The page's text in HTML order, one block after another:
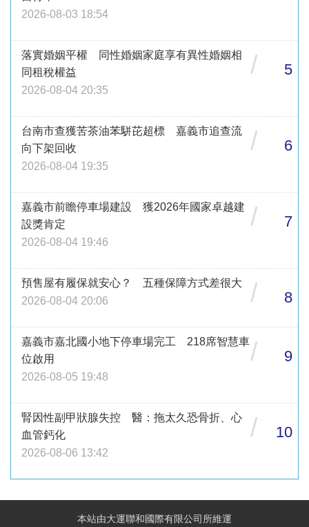
2026-08-03 18:54
落實婚姻平權 同性婚姻家庭享有異性婚姻相
同租稅權益
2026-08-04 20:35
/ 5
台南市查獲苦茶油苯駢芘超標 嘉義市追查流
向下架回收
2026-08-04 19:35
/ 6
嘉義市前瞻停車場建設 獲2026年國家卓越建
設獎肯定
2026-08-04 19:46
/ 7
預售屋有履保就安心？ 五種保障方式差很大
2026-08-04 20:06
/ 8
嘉義市嘉北國小地下停車場完工 218席智慧車
位啟用
2026-08-05 19:48
/ 9
腎因性副甲狀腺失控 醫：拖太久恐骨折、心
血管鈣化
2026-08-06 13:42
/ 10
本站由大運聯和國際有限公司所維運